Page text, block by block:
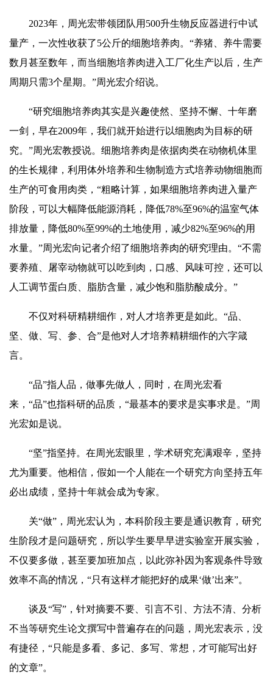
2023年，周光宏带领团队用500升生物反应器进行中试
量产，一次性收获了5公斤的细胞培养肉。“养猪、养牛需要
数月甚至数年，而当细胞培养肉进入工厂化生产以后，生产
周期只需3个星期。”周光宏介绍说。
“研究细胞培养肉其实是兴趣使然 、坚持不懈、十年磨
一剑，早在2009年，我们就开始进行以细胞肉为目标的研
究。”周光宏教授说。细胞培养肉是依据肉类在动物机体里
的生长规律，利用体外培养和生物制造方式培养动物细胞而
生产的可食用肉类，“粗略计算，如果细胞培养肉进入量产
阶段，可以大幅降低能源消耗，降低78%至96%的温室气体
排放量，降低80%至99%的土地使用，减少82%至96%的用
水量。”周光宏向记者介绍了细胞培养肉的研究理由。“不需
要养殖、屠宰动物就可以吃到肉，口感、风味可控，还可以
人工调节蛋白质、脂肪含量，减少饱和脂肪酸成分。”
不仅对科研精耕细作，对人才培养更是如此。“品、
坚、做、写、参、合”是他对人才培养精耕细作的六字箴
言。
“品”指人品，做事先做人，同时，在周光宏看
来，“品”也指科研的品质，“最基本的要求是实事求是。”周
光宏如是说。
“坚”指坚持。在周光宏眼里，学术研究充满艰辛，坚持
尤为重要。他相信，假如一个人能在一个研究方向坚持五年
必出成绩，坚持十年就会成为专家。
关“做”，周光宏认为，本科阶段主要是通识教育，研究
生阶段才是问题研究，所以学生要早早进实验室开展实验，
不仅要多做，甚至要加班加点，以此弥补因为客观条件导致
效率不高的情况，“只有这样才能把好的成果‘做’出来”。
谈及“写”，针对摘要不要、引言不引
、方法不清、分析
不当等研究生论文撰写中普遍存在的问题，周光宏表示，没
有捷径，“只能是多看、多记、 多写 常想 ，才可能写出好
的文章”。